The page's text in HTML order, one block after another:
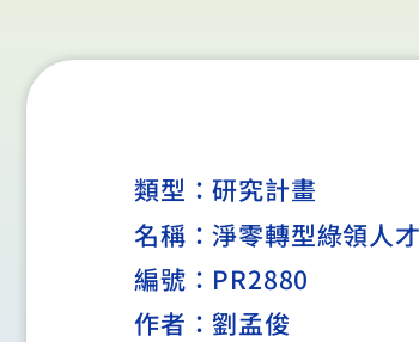
類型：研究計畫
名稱：淨零轉型綠領人
編號：PR2880
作者：劉孟俊